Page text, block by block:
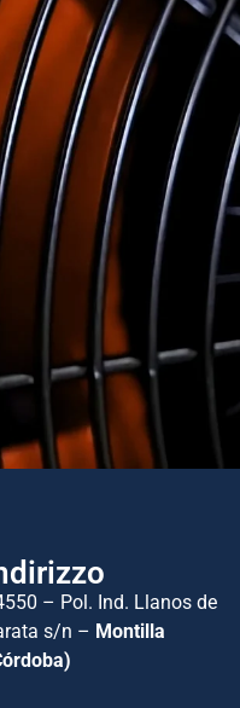
– Pol. Ind. Llanos de
s/n – Montilla